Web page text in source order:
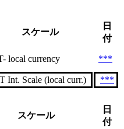
スケール
日
付
local currency ***
Int. Scale (local curr.)
***
スケール
日
付